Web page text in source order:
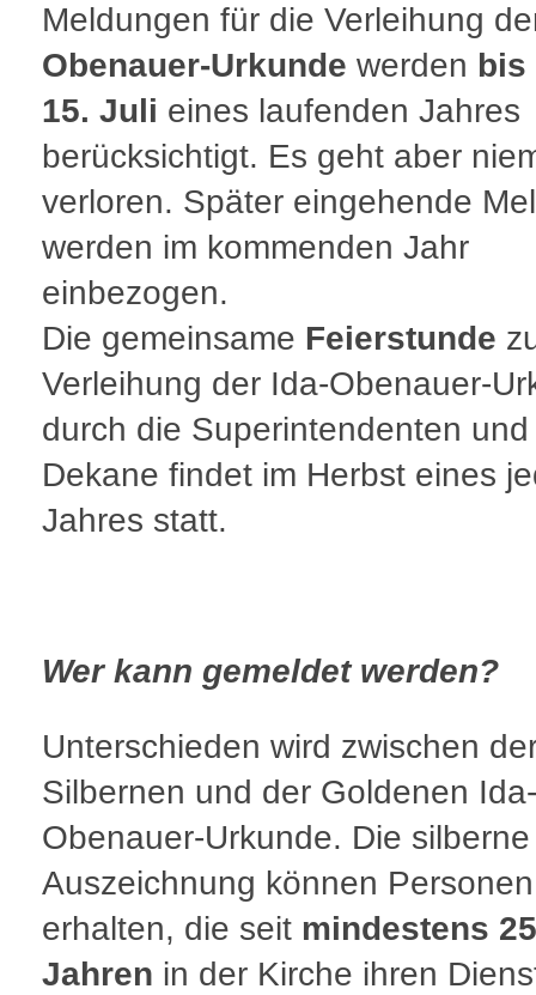
Meldungen für die Verleihung
Obenauer-Urkunde werden bis
15. Juli eines laufenden Jahres
berücksichtigt. Es geht aber
verloren. Später eingehende
werden im kommenden Jahr
einbezogen.
Die gemeinsame Feierstunde
Verleihung der Ida-Obenauer-
durch die Superintendenten und
Dekane findet im Herbst eines
Jahres statt.
Wer kann gemeldet werden?
Unterschieden wird zwischen
Silbernen und der Goldenen Ida-
Obenauer-Urkunde. Die silberne
Auszeichnung können Personen
erhalten, die seit mindestens 25
Jahren in der Kirche ihren